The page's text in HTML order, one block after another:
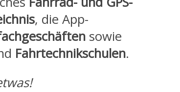
, die App-
sowie
Fahrtechnikschulen.